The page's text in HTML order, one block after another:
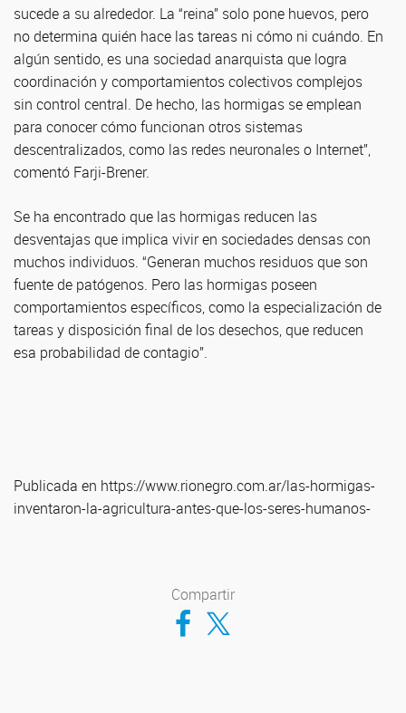
sucede a su alrededor. La “reina” solo pone huevos, pero
no determina quién hace las tareas ni cómo ni cuándo. En
algún sentido, es una sociedad anarquista que logra
coordinación y comportamientos colectivos complejos
sin control central. De hecho, las hormigas se emplean
para conocer cómo funcionan otros sistemas
descentralizados, como las redes neuronales o Internet”,
comentó Farji-Brener.
Se ha encontrado que las hormigas reducen las
desventajas que implica vivir en sociedades densas con
muchos individuos. “Generan muchos residuos que son
fuente de patógenos. Pero las hormigas poseen
comportamientos específicos, como la especialización de
tareas y disposición final de los desechos, que reducen
esa probabilidad de contagio”.
Publicada en https://www.rionegro.com.ar/las-hormigas-
inventaron-la-agricultura-antes-que-los-seres-humanos-
Compartir
Compartir en Facebook
Compartir en Twitter